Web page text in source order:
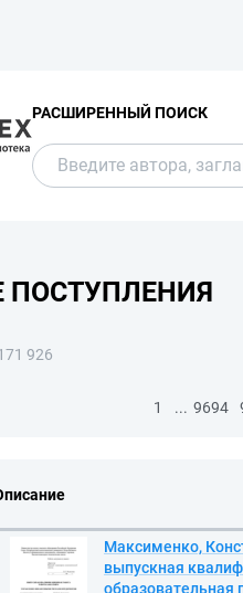
РАСШИРЕННЫЙ ПОИСК
ПОСТУПЛЕНИЯ
926
1 ... 9694
Максименко,
выпускная
образовательная